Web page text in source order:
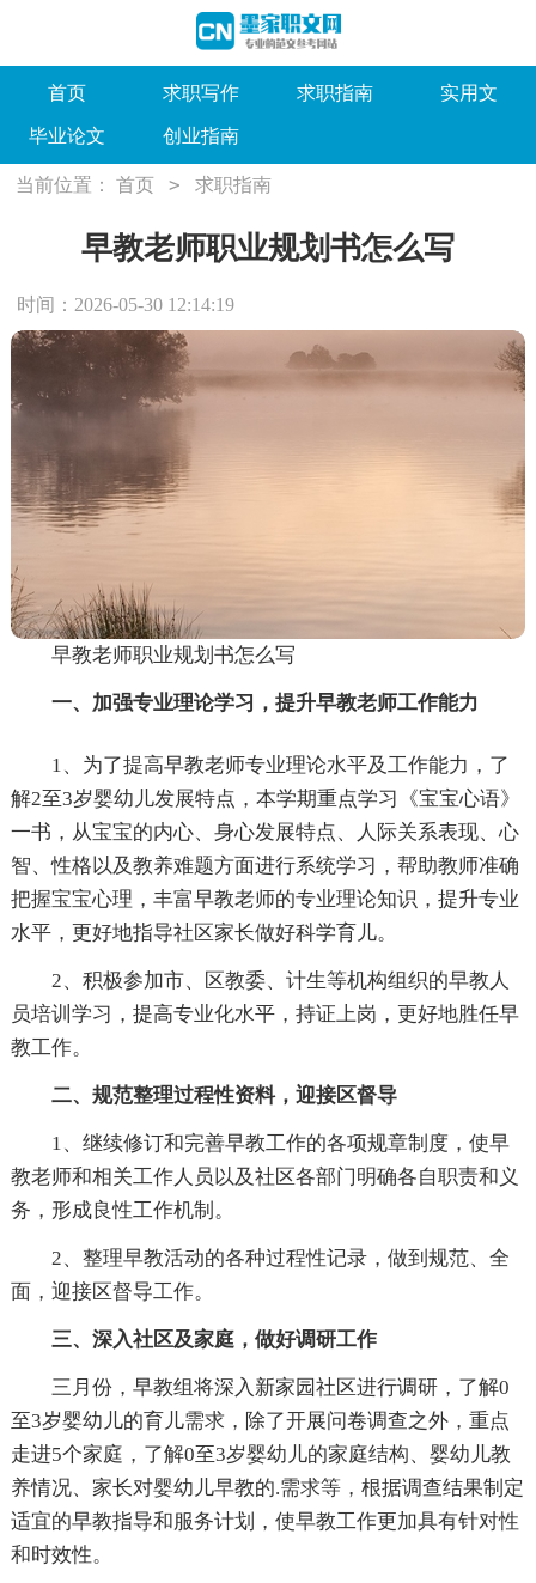
首页 求职写作 求职指南 实用文
毕业论文 创业指南
当前位置： 首页 > 求职指南
早教老师职业规划书怎么写
时间：2026-05-30 12:14:19
早教老师职业规划书怎么写
一、加强专业理论学习，提升早教老师工作能力
1、为了提高早教老师专业理论水平及工作能力，了
解2至3岁婴幼儿发展特点，本学期重点学习《宝宝心语》
一书，从宝宝的内心、身心发展特点、人际关系表现、心
智、性格以及教养难题方面进行系统学习，帮助教师准确
把握宝宝心理，丰富早教老师的专业理论知识，提升专业
水平，更好地指导社区家长做好科学育儿。
2、积极参加市、区教委、计生等机构组织的早教人
员培训学习，提高专业化水平，持证上岗，更好地胜任早
教工作。
二、规范整理过程性资料，迎接区督导
1、继续修订和完善早教工作的各项规章制度，使早
教老师和相关工作人员以及社区各部门明确各自职责和义
务，形成良性工作机制。
2、整理早教活动的各种过程性记录，做到规范、全
面，迎接区督导工作。
三、深入社区及家庭，做好调研工作
三月份，早教组将深入新家园社区进行调研，了解0
至3岁婴幼儿的育儿需求，除了开展问卷调查之外，重点
走进5个家庭，了解0至3岁婴幼儿的家庭结构、婴幼儿教
养情况、家长对婴幼儿早教的.需求等，根据调查结果制定
适宜的早教指导和服务计划，使早教工作更加具有针对性
和时效性。